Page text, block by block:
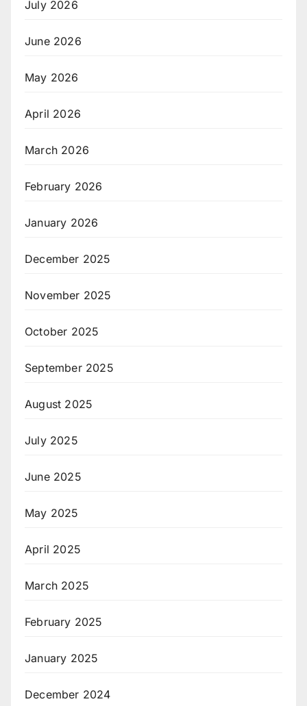
July 2026
June 2026
May 2026
April 2026
March 2026
February 2026
January 2026
December 2025
November 2025
October 2025
September 2025
August 2025
July 2025
June 2025
May 2025
April 2025
March 2025
February 2025
January 2025
December 2024